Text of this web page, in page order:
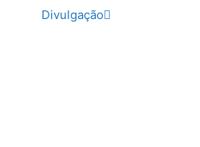
Divulgação